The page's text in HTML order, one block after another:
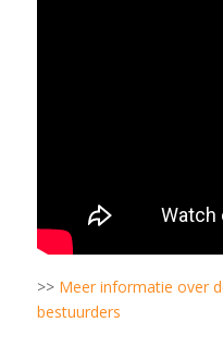
>> Meer informatie over
bestuurders